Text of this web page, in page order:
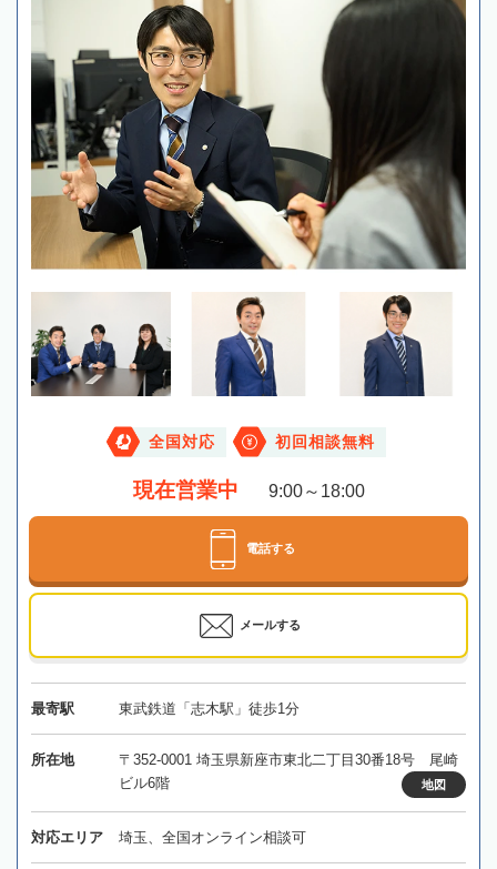
全国対応 初回相談無料
現在営業中 9:00～18:00
電話する
メールする
最寄駅 東武鉄道「志木駅」徒歩1分
所在地
〒352-0001 埼玉県新座市東北二丁目30番18号 尾崎
ビル6階
地図
対応エリア 埼玉、全国オンライン相談可